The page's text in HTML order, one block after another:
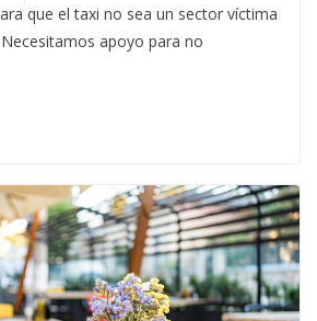
que el taxi no sea un sector víctima
apoyo para no